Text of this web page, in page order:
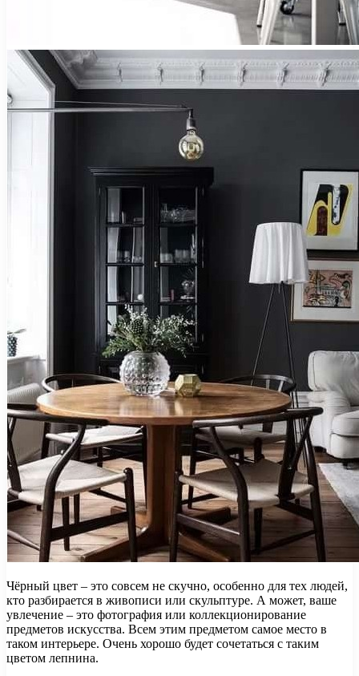
Чёрный цвет – это совсем не скучно, особенно для тех людей,
кто разбирается в живописи или скульптуре. А может, ваше
увлечение – это фотография или коллекционирование
предметов искусства. Всем этим предметом самое место в
таком интерьере. Очень хорошо будет сочетаться с таким
цветом лепнина.